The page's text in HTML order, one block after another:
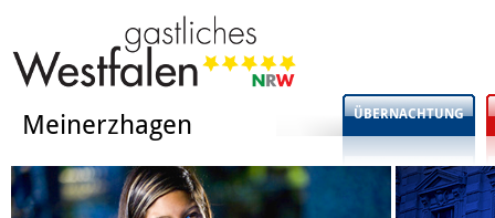
Meinerzhagen ÜBERNACHTUNG